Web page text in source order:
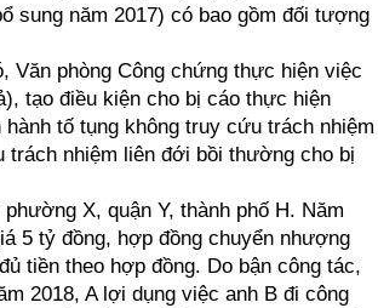
sung năm 2017) có bao gồm đối tượng
Văn phòng Công chứng thực hiện việc
tạo điều kiện cho bị cáo thực hiện
tố tụng không truy cứu trách nhiệm
nhiệm liên đới bồi thường cho bị
X, quận Y, thành phố H. Năm
5 tỷ đồng, hợp đồng chuyển nhượng
tiền theo hợp đồng. Do bận công tác,
2018, A lợi dụng việc anh B đi công